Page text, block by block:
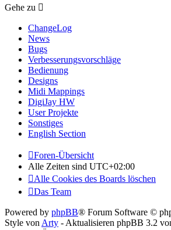
Gehe zu
ChangeLog
News
Bugs
Verbesserungsvorschläge
Bedienung
Designs
Midi Mappings
DigiJay HW
User Projekte
Sonstiges
English Section
Foren-Übersicht
Alle Zeiten sind UTC+02:00
Alle Cookies des Boards löschen
Das Team
Powered by phpBB® Forum Software ©
Style vonArty - Aktualisieren phpBB 3.2